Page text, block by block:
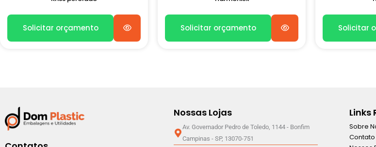
Solicitar orçamento Solicitar orçamento Solicitar
Nossas Lojas
Av. Governador Pedro de Toledo, 1144 - Bonfim
Campinas - SP, 13070-751
Links
Sobre
Contato